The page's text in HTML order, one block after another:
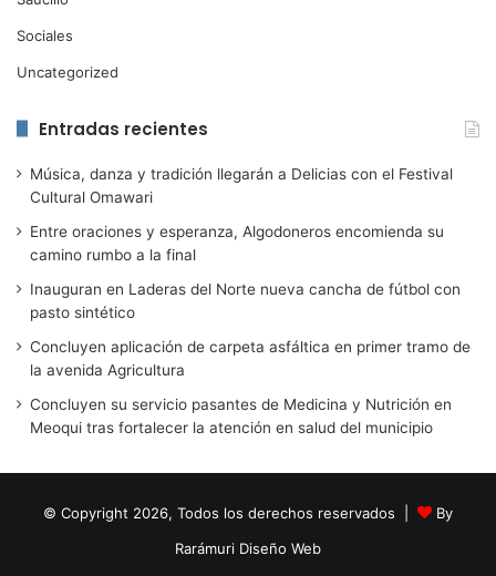
Sociales
Uncategorized
Entradas recientes
Música, danza y tradición llegarán a Delicias con el Festival
Cultural Omawari
Entre oraciones y esperanza, Algodoneros encomienda su
camino rumbo a la final
Inauguran en Laderas del Norte nueva cancha de fútbol con
pasto sintético
Concluyen aplicación de carpeta asfáltica en primer tramo de
la avenida Agricultura
Concluyen su servicio pasantes de Medicina y Nutrición en
Meoqui tras fortalecer la atención en salud del municipio
© Copyright 2026, Todos los derechos reservados |
By
Rarámuri Diseño Web